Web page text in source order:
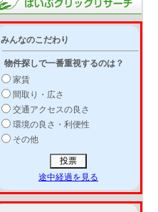
みんなのこだわり
物件探しで一番重視するのは？
家賃
間取り・広さ
交通アクセスの良さ
環境の良さ・利便性
その他
途中経過を見る